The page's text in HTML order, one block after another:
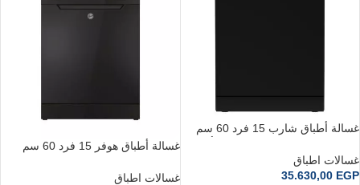
غسالة أطباق شارب 15 فرد 60 سم
QW-V1015A-BK
غسالات اطباق
35.630,00 EGP
غسالة أطباق هوفر 15 فرد 60 سم
أسودHF5C7F1PB-EG
غسالات اطباق